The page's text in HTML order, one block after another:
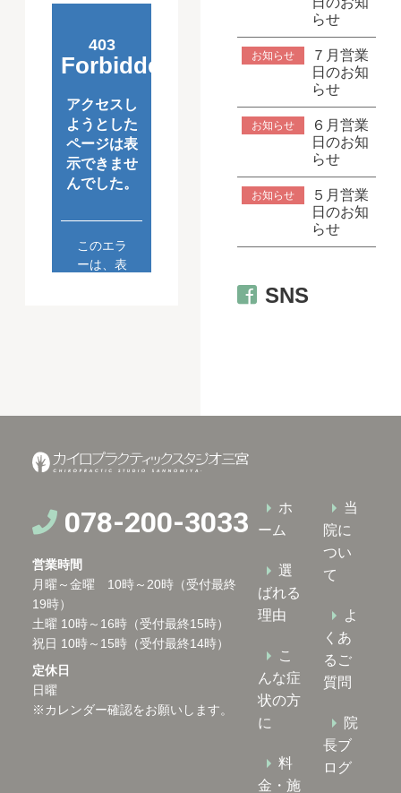
らせ
お知らせ
７月営業
日のお知
らせ
お知らせ
６月営業
日のお知
らせ
お知らせ
５月営業
日のお知
らせ
SNS
078-200-3033
営業時間
月曜～金曜 10時～20時（受付最終
19時）
土曜 10時～16時（受付最終15時）
祝日 10時～15時（受付最終14時）
定休日
日曜
※カレンダー確認をお願いします。
ホ
ーム
選
ばれる
理由
こ
んな症
状の方
に
料
金・施
当
院に
つい
て
よ
くあ
るご
質問
院
長ブ
ログ